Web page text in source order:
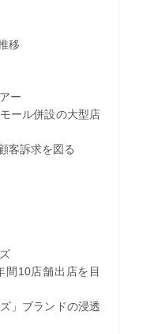
移
ー
ール併設の大型店
訴求を図る
10店舗出店を目
」ブランドの浸透